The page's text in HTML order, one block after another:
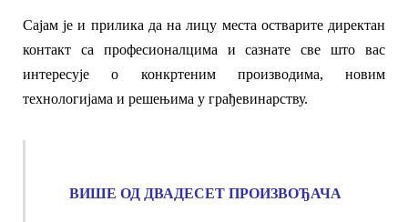
Сајам јеи прилика да на лицу места остваритедиректан
контакт са професионалцима и сазнате све што вас
интересује о конкртеним производима, новим
технологијама и решењима у грађевинарству.
ВИШЕ ОД ДВАДЕСЕТ ПРОИЗВОЂАЧА